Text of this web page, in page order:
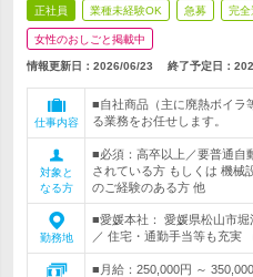
正社員 業種未経験OK 急募 完全
女性のおしごと掲載中
情報更新日：2026/06/23 終了予定日：
仕事内容
■自社商品（主に廃熱ボイラ
る業務をお任せします。
対象と
なる方
■必須：高卒以上／要普通自
されている方 もしくは 機械
のご経験のある方 他
勤務地
■愛媛本社： 愛媛県松山市
／ 住宅・通勤手当等も充実
■月給：250,000円 ～